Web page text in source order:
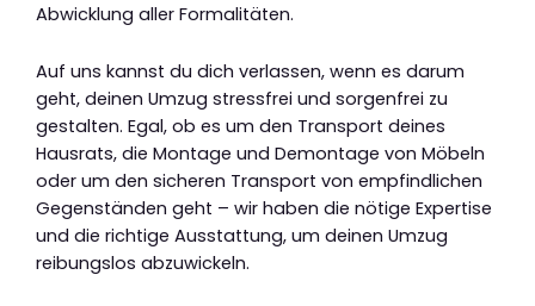
Abwicklung aller Formalitäten.
Auf uns kannst du dich verlassen, wenn es darum
geht, deinen Umzug stressfrei und sorgenfrei zu
gestalten. Egal, ob es um den Transport deines
Hausrats, die Montage und Demontage von Möbeln
oder um den sicheren Transport von empfindlichen
Gegenständen geht – wir haben die nötige Expertise
und die richtige Ausstattung, um deinen Umzug
reibungslos abzuwickeln.